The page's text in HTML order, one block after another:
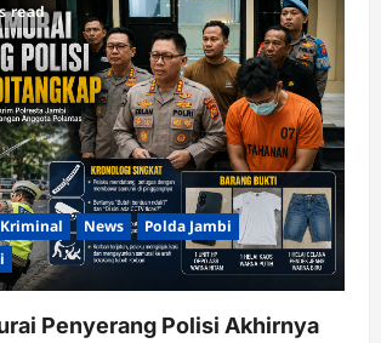
read
Kriminal News
Polda Jambi
Penyerang Polisi Akhirnya